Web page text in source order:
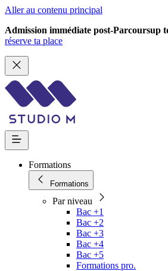
Aller au contenu principal
Admission immédiate post-Parcoursup
réserve ta place
Formations
Formations
Par niveau
Bac +1
Bac +2
Bac +3
Bac +4
Bac +5
Formations pro.